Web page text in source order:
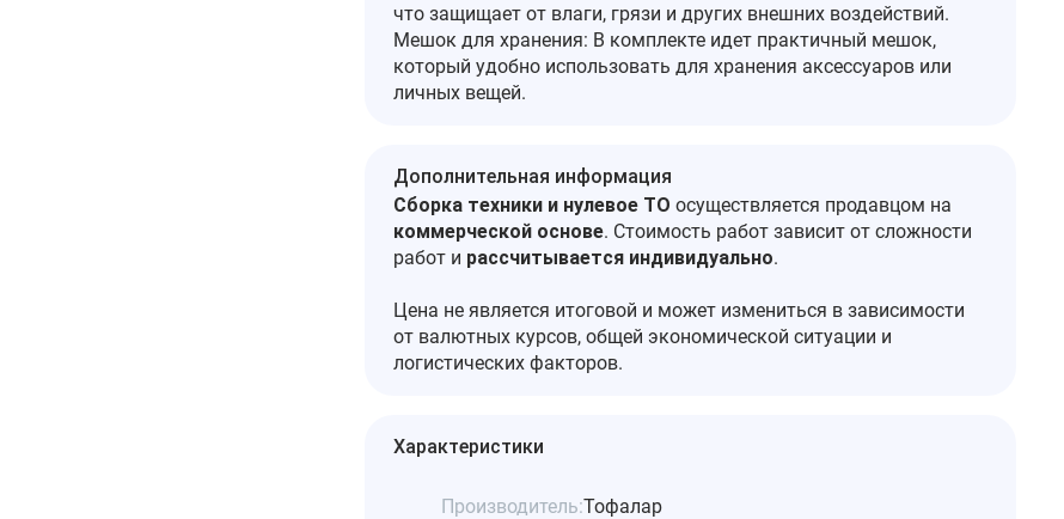
что защищает от влаги, грязи и других внешних воздействий.
Мешок для хранения: В комплекте идет практичный мешок,
который удобно использовать для хранения аксессуаров или
личных вещей.
Дополнительная информация
Сборка техники и нулевое ТО осуществляется продавцом на
коммерческой основе. Стоимость работ зависит от сложности
работ и рассчитывается индивидуально.
Цена не является итоговой и может измениться в зависимости
от валютных курсов, общей экономической ситуации и
логистических факторов.
Характеристики
Производитель:Тофалар